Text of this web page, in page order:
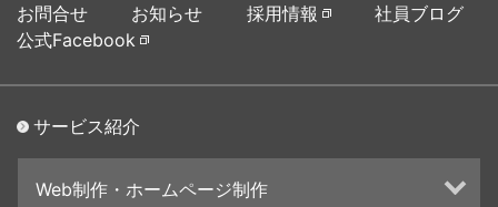
お問合せ
お知らせ 採用情報
社員ブログ
公式Facebook
サービス紹介
Web制作・ホームページ制作